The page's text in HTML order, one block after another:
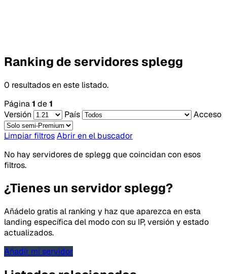
Ranking de servidores splegg
0 resultados en este listado.
Página1 de1
Versión
País
Acceso
Limpiar filtrosAbrir en el buscador
No hay servidores de splegg que coincidan con esos
filtros.
¿Tienes un servidor splegg?
Añádelo gratis al ranking y haz que aparezca en esta
landing específica del modo con su IP, versión y estado
actualizados.
Añadir mi servidor